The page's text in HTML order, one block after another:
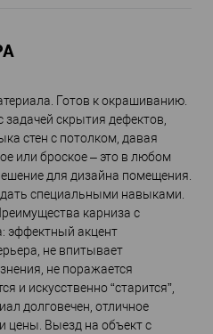
Готов к окрашиванию.
задачей скрытия дефектов,
стен с потолком, давая
или броское – это в любом
для дизайна помещения.
специальными навыками.
карниза с
эффектный акцент
не впитывает
не поражается
и искусственно “старится”,
долговечен, отличное
цены. Выезд на объект с